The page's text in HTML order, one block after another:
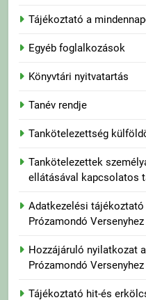
Tájékoztató a
Egyéb foglalkozások
Könyvtári nyitvatartás
Tanév rendje
Tankötelezettség
Tankötelezettek
ellátásával kapcsolatos
Adatkezelési
Prózamondó Versenyhez
Hozzájáruló nyilatkozat
Prózamondó Versenyhez
Tájékoztató hit-és